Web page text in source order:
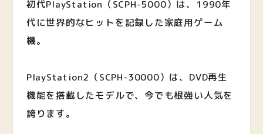
初代PlayStation（SCPH-5000）は、1990年
代に世界的なヒットを記録した家庭用ゲーム
機。
PlayStation2（SCPH-30000）は、DVD再生
機能を搭載したモデルで、今でも根強い人気を
誇ります。